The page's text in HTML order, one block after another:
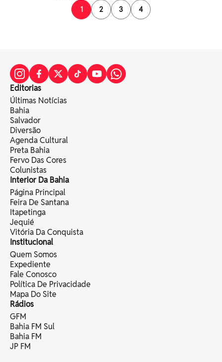
1
2 3 4
Editorias
Últimas Notícias
Bahia
Salvador
Diversão
Agenda Cultural
Preta Bahia
Fervo Das Cores
Colunistas
Interior Da Bahia
Página Principal
Feira De Santana
Itapetinga
Jequié
Vitória Da Conquista
Institucional
Quem Somos
Expediente
Fale Conosco
Política De Privacidade
Mapa Do Site
Rádios
GFM
Bahia FM Sul
Bahia FM
JP FM